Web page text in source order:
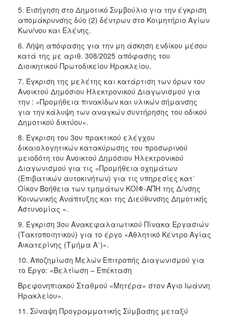
5. Εισήγηση στο Δημοτικό Συμβούλιο για την έγκριση
απομάκρυνσης δύο (2) δέντρων στο Κοιμητήριο Αγίων
Κων/νου και Ελένης.
6. Λήψη απόφασης για την μη άσκηση ενδίκου μέσου
κατά της με αριθ. 308/2025 απόφασης του
Διοικητικού Πρωτοδικείου Ηρακλείου.
7. Έγκριση της μελέτης και κατάρτιση των όρων του
Ανοικτού Δημόσιου Ηλεκτρονικού Διαγωνισμού για
την : «Προμήθεια πινακίδων και υλικών σήμανσης
για την κάλυψη των αναγκών συντήρησης του οδικού
Δημοτικού δικτύου».
8. Έγκριση του 3ου πρακτικού ελέγχου
δικαιολογητικών κατακύρωσης του προσωρινού
μειοδότη του Ανοικτού Δημόσιου Ηλεκτρονικού
Διαγωνισμού για τις «Προμήθεια οχημάτων
(Επιβατικών αυτοκινήτων) για τις υπηρεσίες κατ΄
Οίκον Βοήθεια των τμημάτων ΚΟΙΦ-ΑΠΗ της Δ/νσης
Κοινωνικής Ανάπτυξης και της Διεύθυνσης Δημοτικής
Αστυνομίας ».
9. Έγκριση 3ου Ανακεφαλαιωτικού Πίνακα Εργασιών
(Τακτοποιητικού) για το έργο «Αθλητικό Κέντρο Αγίας
Αικατερίνης (Τμήμα Α΄)».
10. Αποζημίωση Μελών Επιτροπής Διαγωνισμού για
το Έργο: «Βελτίωση – Επέκταση
Βρεφονηπιακού Σταθμού «Μητέρα» στον Άγιο Ιωάννη
Ηρακλείου».
11. Σύναψη Προγραμματικής Σύμβασης μεταξύ